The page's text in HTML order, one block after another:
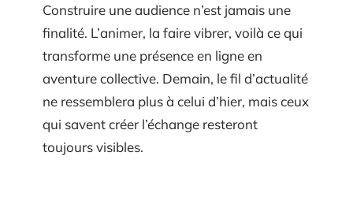
Construire une audience n’est jamais une
finalité. L’animer, la faire vibrer, voilà ce qui
transforme une présence en ligne en
aventure collective. Demain, le fil d’actualité
ne ressemblera plus à celui d’hier, mais ceux
qui savent créer l’échange resteront
toujours visibles.